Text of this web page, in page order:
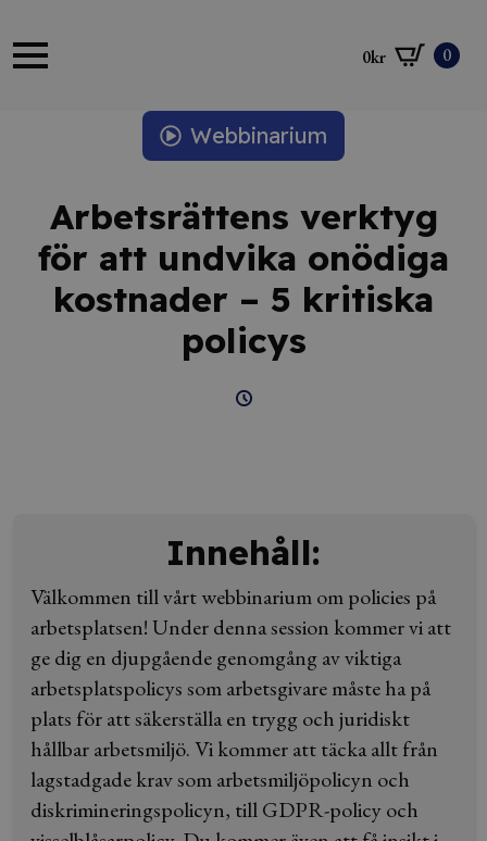
0kr 0
Webbinarium
Arbetsrättens verktyg
för att undvika onödiga
kostnader – 5 kritiska
policys
Innehåll:
Välkommen till vårt webbinarium om policies på
arbetsplatsen! Under denna session kommer vi att
ge dig en djupgående genomgång av viktiga
arbetsplatspolicys som arbetsgivare måste ha på
plats för att säkerställa en trygg och juridiskt
hållbar arbetsmiljö. Vi kommer att täcka allt från
lagstadgade krav som arbetsmiljöpolicyn och
diskrimineringspolicyn, till GDPR-policy och